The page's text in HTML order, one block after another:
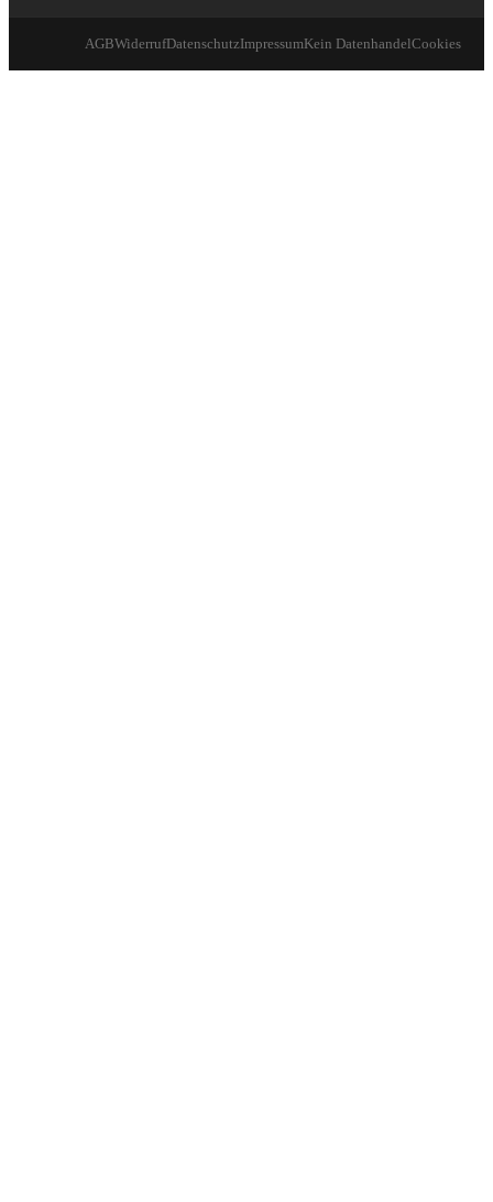
AGBWiderrufDatenschutzImpressumKein DatenhandelCookies